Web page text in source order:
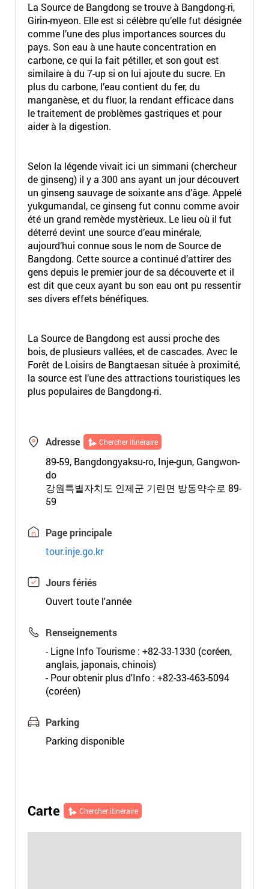
La Source de Bangdong se trouve à Bangdong-ri,
Girin-myeon. Elle est si célèbre qu’elle fut désignée
comme l’une des plus importances sources du
pays. Son eau à une haute concentration en
carbone, ce qui la fait pétiller, et son gout est
similaire à du 7-up si on lui ajoute du sucre. En
plus du carbone, l’eau contient du fer, du
manganèse, et du fluor, la rendant efficace dans
le traitement de problèmes gastriques et pour
aider à la digestion.
Selon la légende vivait ici un simmani (chercheur
de ginseng) il y a 300 ans ayant un jour découvert
un ginseng sauvage de soixante ans d’âge. Appelé
yukgumandal, ce ginseng fut connu comme avoir
été un grand remède mystèrieux. Le lieu où il fut
déterré devint une source d’eau minérale,
aujourd’hui connue sous le nom de Source de
Bangdong. Cette source a continué d’attirer des
gens depuis le premier jour de sa découverte et il
est dit que ceux ayant bu son eau ont pu ressentir
ses divers effets bénéfiques.
La Source de Bangdong est aussi proche des
bois, de plusieurs vallées, et de cascades. Avec le
Forêt de Loisirs de Bangtaesan située à proximité,
la source est l’une des attractions touristiques les
plus populaires de Bangdong-ri.
Adresse Chercher itinéraire
89-59, Bangdongyaksu-ro, Inje-gun, Gangwon-
do
강원특별자치도 인제군 기린면 방동약수로 89-
59
Page principale
tour.inje.go.kr
Jours fériés
Ouvert toute l'année
Renseignements
- Ligne Info Tourisme : +82-33-1330 (coréen,
anglais, japonais, chinois)
- Pour obtenir plus d'Info : +82-33-463-5094
(coréen)
Parking
Parking disponible
Carte Chercher itinéraire